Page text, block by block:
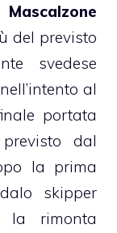
Mascalzone
del previsto
svedese
al
portata
dal
la prima
skipper
rimonta